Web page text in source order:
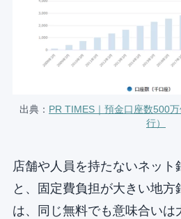
出典： PR TIMES｜預金口座数500
行）
店舗や人員を持たないネット
と、固定費負担が大きい地
は、同じ無料でも意味合いは